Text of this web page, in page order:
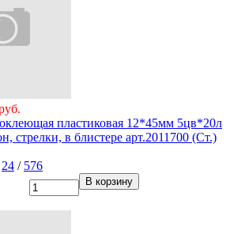
пластиковая 12*45мм 5цв*20л
стрелки, в блистере арт.2011700 (Ст.)
24 / 576
В корзину